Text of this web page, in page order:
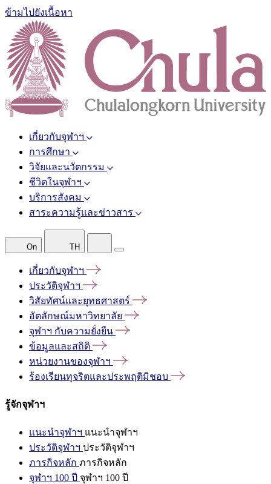
ข้ามไปยังเนื้อหา
เกี่ยวกับจุฬาฯ
การศึกษา
วิจัยและนวัตกรรม
ชีวิตในจุฬาฯ
บริการสังคม
สาระความรู้และข่าวสาร
On TH
เกี่ยวกับจุฬาฯ
ประวัติจุฬาฯ
วิสัยทัศน์และยุทธศาสตร์
อัตลักษณ์มหาวิทยาลัย
จุฬาฯ กับความยั่งยืน
ข้อมูลและสถิติ
หน่วยงานของจุฬาฯ
ร้องเรียนทุจริตและประพฤติมิชอบ
รู้จักจุฬาฯ
แนะนำจุฬาฯ แนะนำจุฬาฯ
ประวัติจุฬาฯ ประวัติจุฬาฯ
ภารกิจหลัก ภารกิจหลัก
จุฬาฯ 100 ปี จุฬาฯ 100 ปี